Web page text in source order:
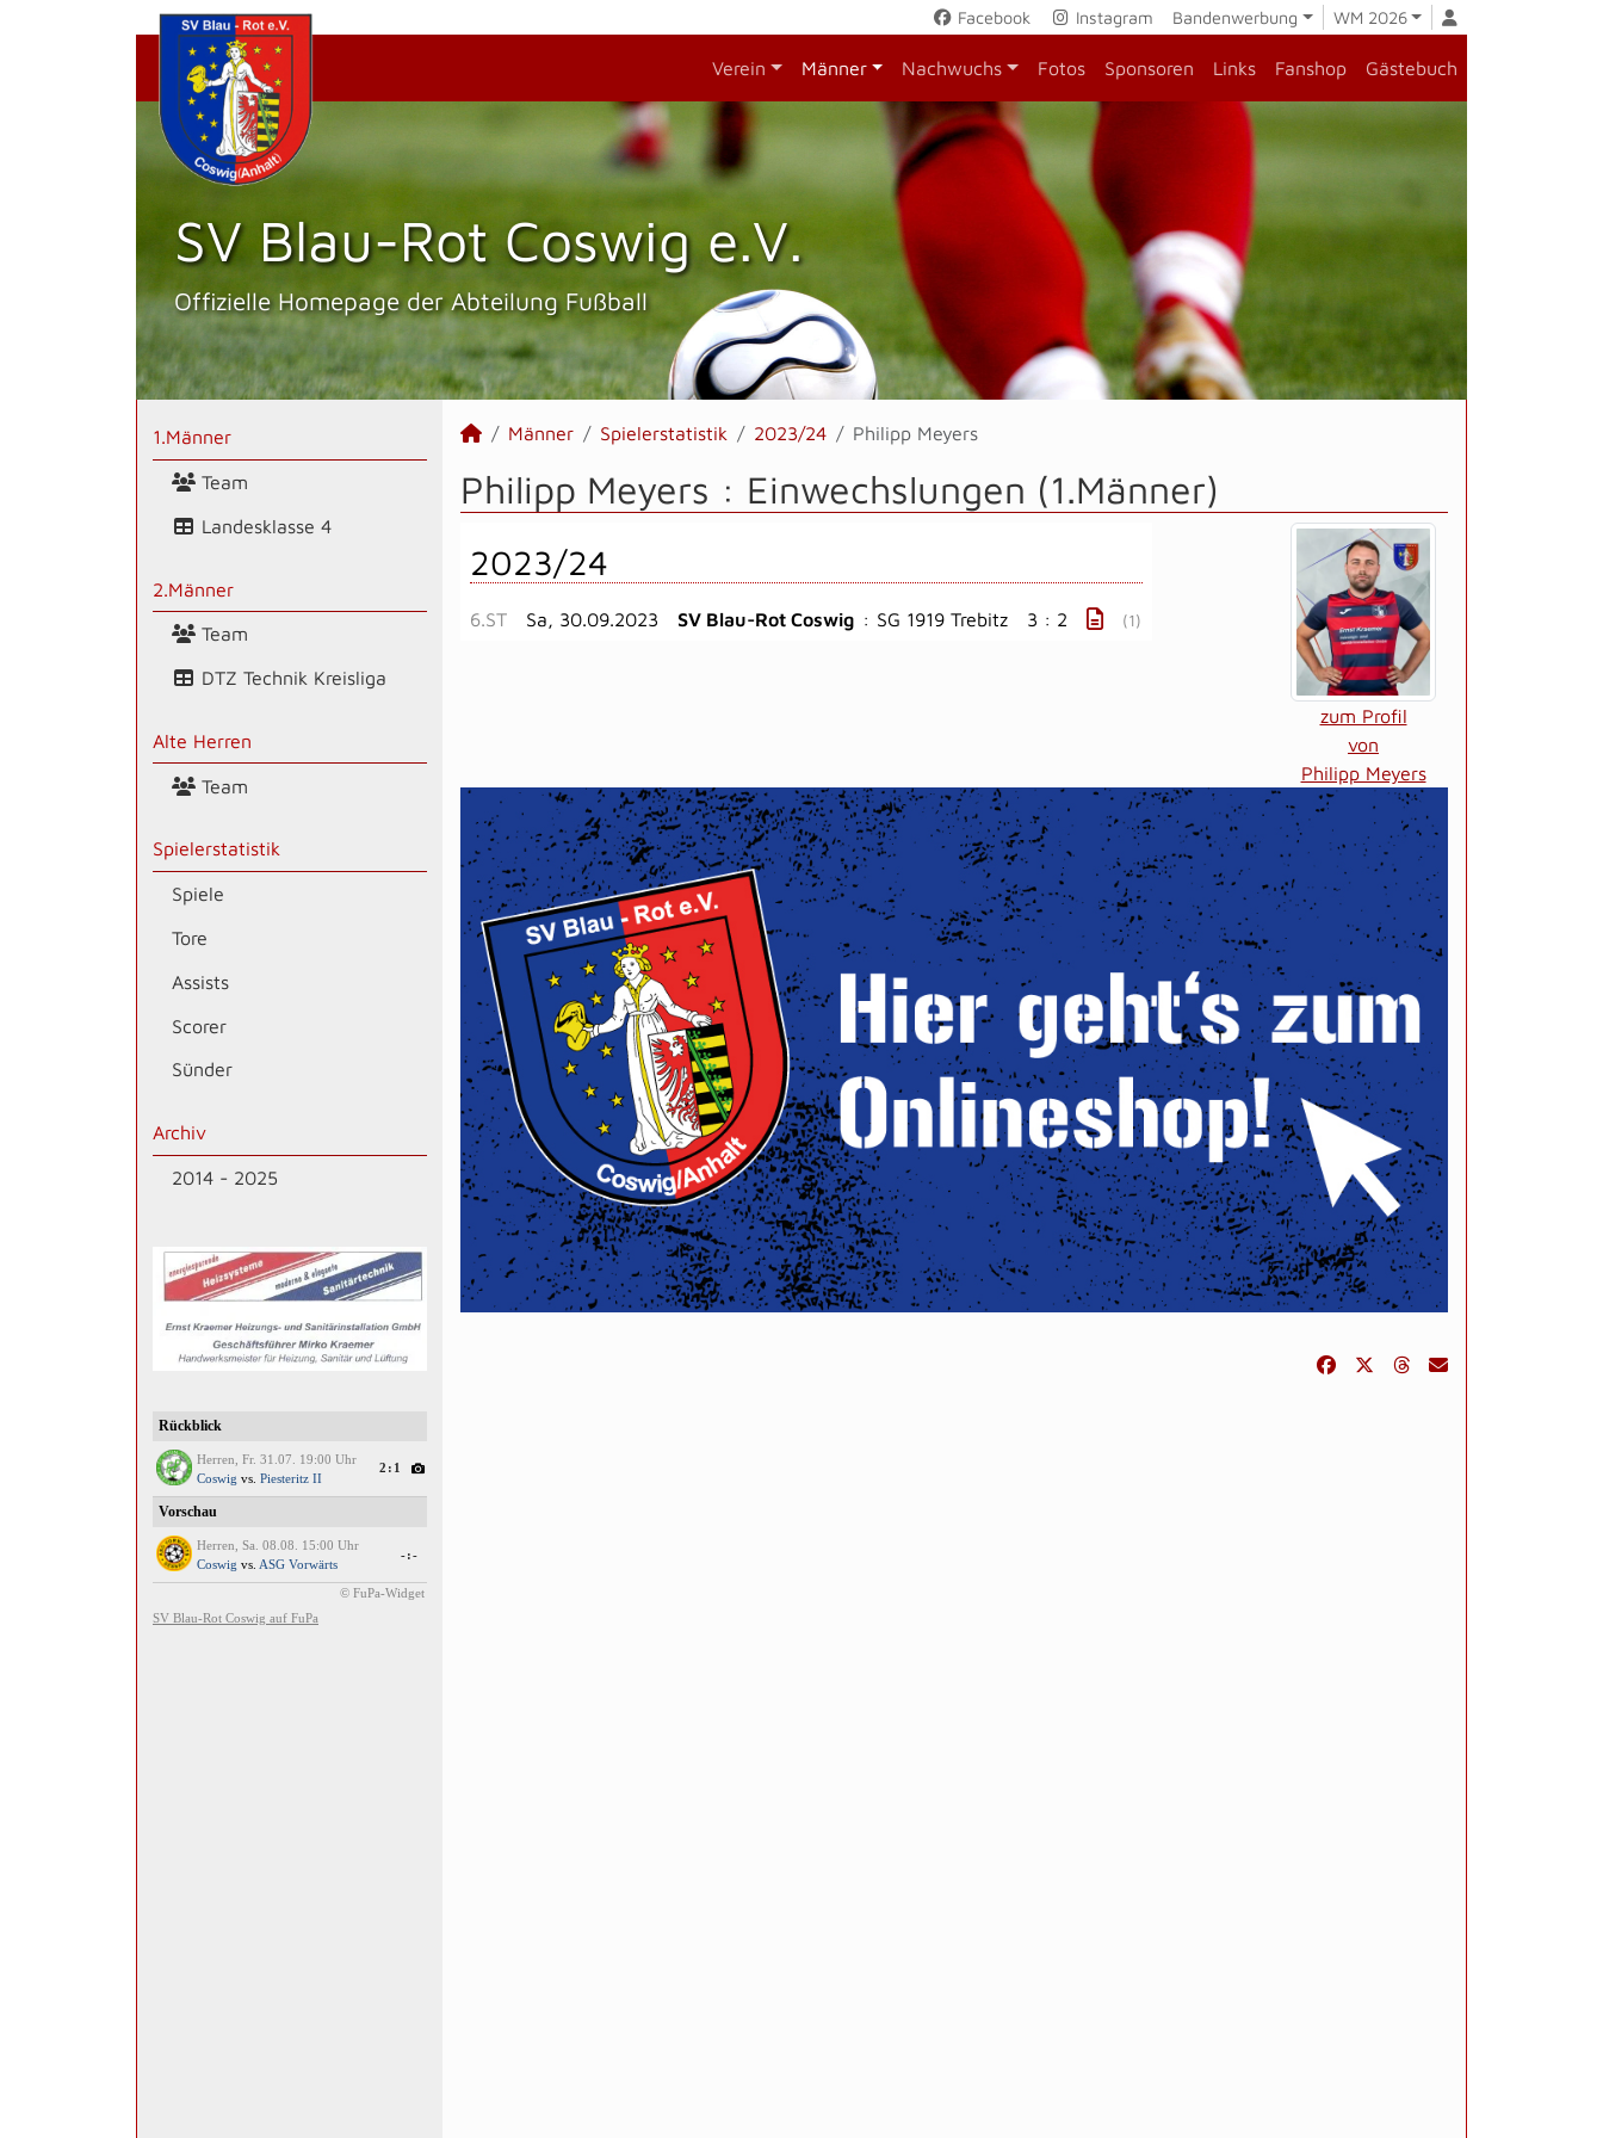
Facebook Instagram Bandenwerbung WM 2026
Verein Männer Nachwuchs Fotos Sponsoren Links Fanshop Gästebuch
SV Blau-Rot Coswig e.V.
Offizielle Homepage der Abteilung Fußball
1.Männer
Team
Landesklasse 4
2.Männer
Team
DTZ Technik Kreisliga
Alte Herren
Team
Spielerstatistik
Spiele
Tore
Assists
Scorer
Sünder
Archiv
2014 - 2025
Männer Spielerstatistik 2023/24 Philipp Meyers
Philipp Meyers : Einwechslungen (1.Männer)
zum Profil
von
Philipp Meyers
2023/24
6.ST Sa, 30.09.2023 SV Blau-Rot Coswig : SG 1919 Trebitz 3 : 2 (1)